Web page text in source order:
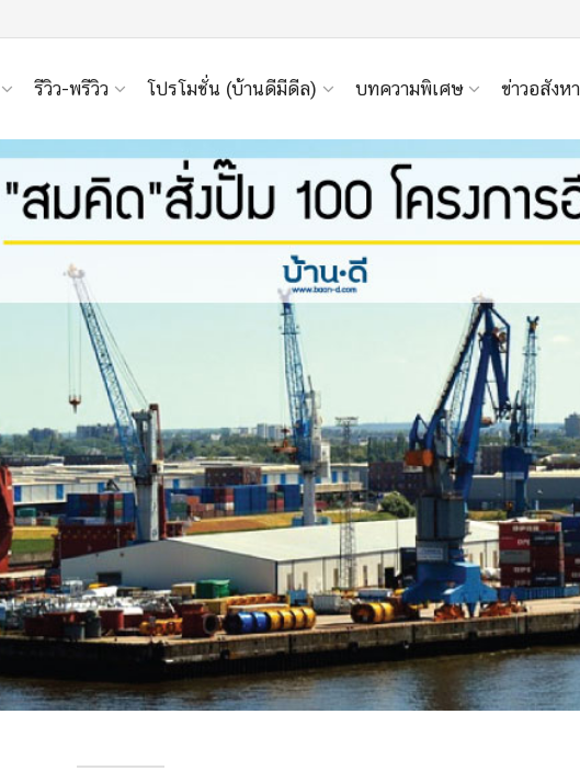
รีวิว-พรีวิว โปรโมชั่น (บ้านดีมีดีล) บทความพิเศษ ข่าวอสังหา